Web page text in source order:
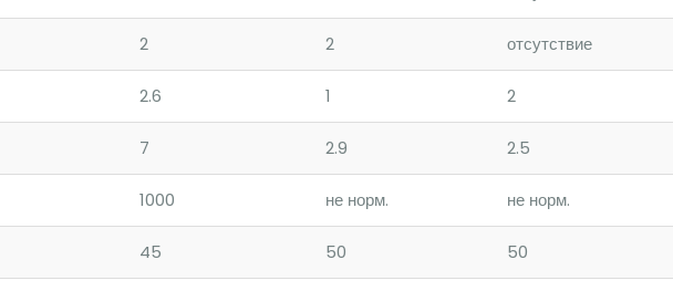
2 2 отсутствие
2.6 1 2
7 2.9 2.5
1000 не норм. не норм.
45 50 50